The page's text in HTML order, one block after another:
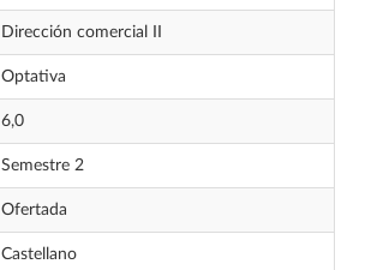
Dirección comercial II
Optativa
6,0
Semestre 2
Ofertada
Castellano